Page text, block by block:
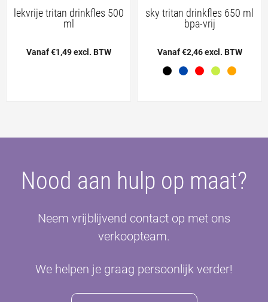
lekvrije tritan drinkfles 500
ml
Vanaf €1,49 excl. BTW
sky tritan drinkfles 650 ml
bpa-vrij
Vanaf €2,46 excl. BTW
Nood aan hulp op maat?
Neem vrijblijvend contact op met ons
verkoopteam.
We helpen je graag persoonlijk verder!